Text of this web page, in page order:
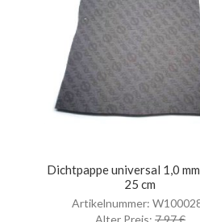
Dichtpappe universal 1,0
25 cm
Artikelnummer:
Alter Preis: 7,97 €